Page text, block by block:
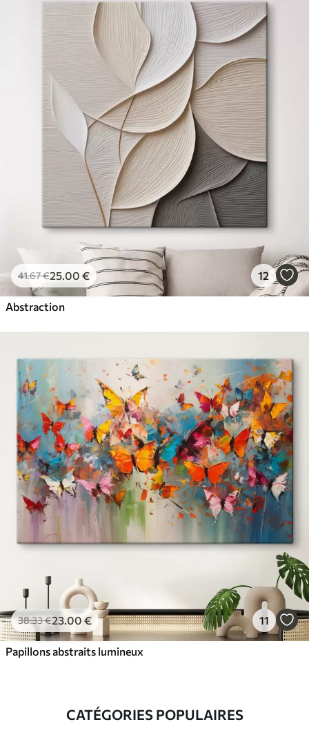
41.67€25.00 € 12
Abstraction
38.33€23.00 € 11
Papillons abstraits lumineux
CATÉGORIES POPULAIRES